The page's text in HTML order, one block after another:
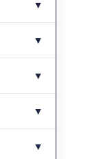
▼
▼
▼
▼
▼